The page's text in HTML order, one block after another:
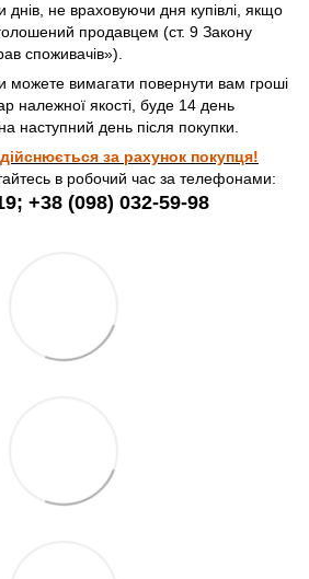
днів, не враховуючи дня купівлі, якщо
продавцем (ст. 9 Закону
споживачів»).
можете вимагати повернути вам гроші
належної якості, буде 14 день
наступний день після покупки.
за рахунок покупця!
в робочий час за телефонами:
+38 (098) 032-59-98